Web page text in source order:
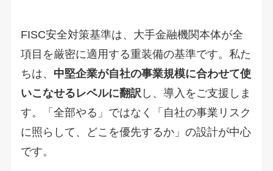
FISC安全対策基準は、大手金融機関本体が全
項目を厳密に適用する重装備の基準です。私た
ちは、 中堅企業が自社の事業規模に合わせて使
いこなせるレベルに翻訳 し、導入をご支援しま
す。「全部やる」ではなく「自社の事業リスク
に照らして、どこを優先するか」の設計が中心
です。